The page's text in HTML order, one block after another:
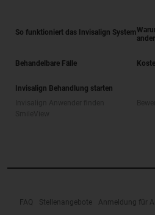
So funktioniert das Invisalign System
Behandelbare Fälle
Invisalign Behandlung starten
FAQ Stellenangebote Anmeldung für